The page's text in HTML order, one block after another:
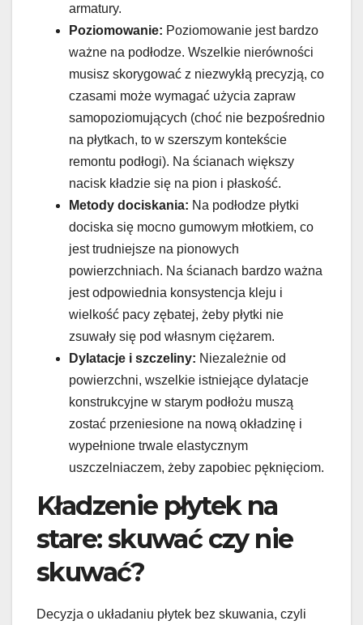
armatury.
Poziomowanie: Poziomowanie jest bardzo
ważne na podłodze. Wszelkie nierówności
musisz skorygować z niezwykłą precyzją, co
czasami może wymagać użycia zapraw
samopoziomujących (choć nie bezpośrednio
na płytkach, to w szerszym kontekście
remontu podłogi). Na ścianach większy
nacisk kładzie się na pion i płaskość.
Metody dociskania: Na podłodze płytki
dociska się mocno gumowym młotkiem, co
jest trudniejsze na pionowych
powierzchniach. Na ścianach bardzo ważna
jest odpowiednia konsystencja kleju i
wielkość pacy zębatej, żeby płytki nie
zsuwały się pod własnym ciężarem.
Dylatacje i szczeliny: Niezależnie od
powierzchni, wszelkie istniejące dylatacje
konstrukcyjne w starym podłożu muszą
zostać przeniesione na nową okładzinę i
wypełnione trwale elastycznym
uszczelniaczem, żeby zapobiec pęknięciom.
Kładzenie płytek na
stare: skuwać czy nie
skuwać?
Decyzja o układaniu płytek bez skuwania, czyli